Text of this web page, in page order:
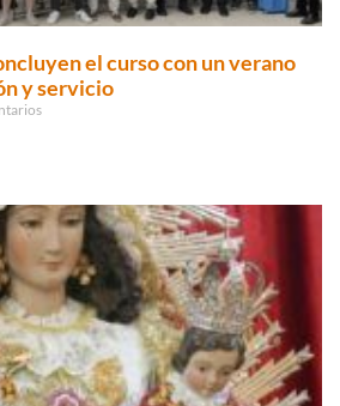
el curso con un verano
y servicio